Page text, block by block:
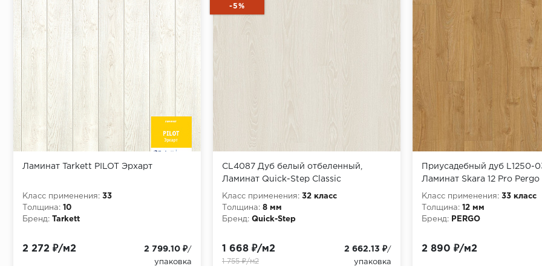
Ламинат Tarkett PILOT Эрхарт
Класс применения: 33
Толщина: 10
Бренд:
Tarkett
2 272 ₽/м2 2 799.10 ₽/
упаковка
-5%
CL4087 Дуб белый отбеленный,
Ламинат Quick-Step Classic
Класс применения: 32 класс
Толщина: 8 мм
Бренд: Quick-Step
1 668 ₽/м2
1 755 ₽/м2
2 662.13 ₽/
упаковка
Приусадебный дуб L1250-
Ламинат Skara 12 Pro Pergo
Класс применения: 33 класс
Толщина: 12 мм
Бренд:
PERGO
2 890 ₽/м2